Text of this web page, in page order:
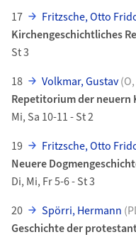
17
Fritzsche, Otto
Kirchengeschichtliches
St 3
18
Volkmar, Gustav
Repetitorium der neuern
Mi, Sa 10-11 - St 2
19
Fritzsche, Otto
Neuere
Di, Mi, Fr 5-6 - St 3
20
Spörri, Hermann
Geschichte der